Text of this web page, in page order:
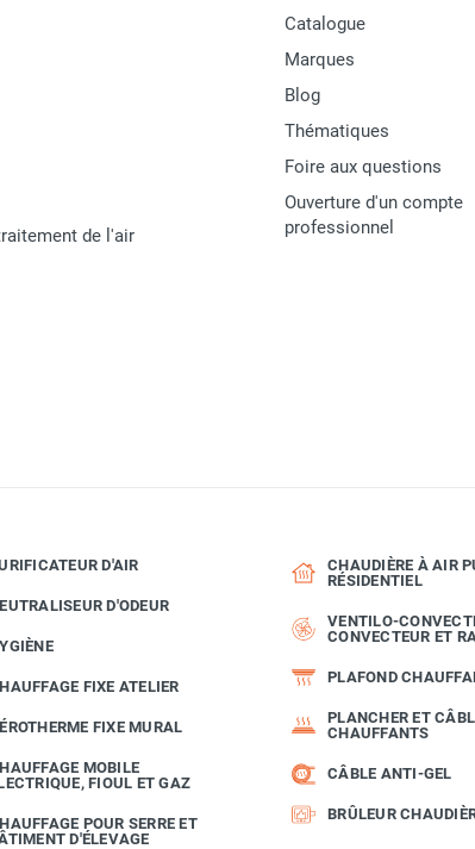
de l'air
Catalogue
Marques
Blog
Thématiques
Foire aux questions
Ouverture d'un compte
professionnel
D'AIR
D'ODEUR
FIXE ATELIER
FIXE MURAL
MOBILE
FIOUL ET GAZ
POUR SERRE ET
D'ÉLEVAGE
CHAUDIÈRE À AIR
RÉSIDENTIEL
VENTILO-
CONVECTEUR ET
PLAFOND
PLANCHER ET
CHAUFFANTS
CÂBLE ANTI-GEL
BRÛLEUR